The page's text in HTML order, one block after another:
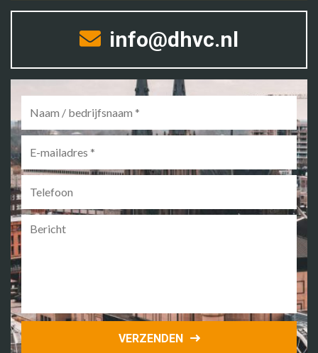
info@dhvc.nl
mailadres *
VERZENDEN